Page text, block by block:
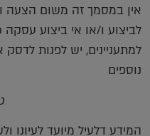
אין במסמך זה משום הצעה
לביצוע ו/או אי ביצוע
למתעניינים, יש לפנות
נוספים
המידע דלעיל מיועד לעיונו